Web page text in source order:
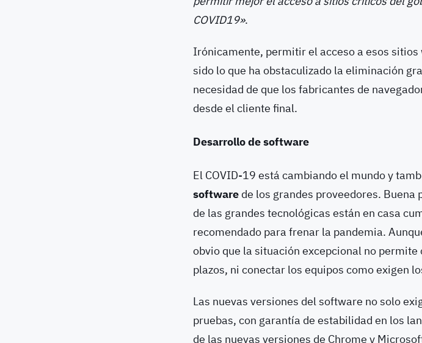
COVID19».
Irónicamente, permitir el acceso a esos
sido lo que ha obstaculizado la eliminación
necesidad de que los fabricantes de
desde el cliente final.
Desarrollo de software
El COVID-19 está cambiando el mundo y
software de los grandes proveedores.
de las grandes tecnológicas están en casa
recomendado para frenar la pandemia.
obvio que la situación excepcional no
plazos, ni conectar los equipos como exigen
Las nuevas versiones del software no solo
pruebas, con garantía de estabilidad en los
de las nuevas versiones de Chrome y